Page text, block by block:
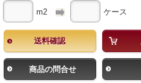
m2 ケース
送料確認
商品の問合せ